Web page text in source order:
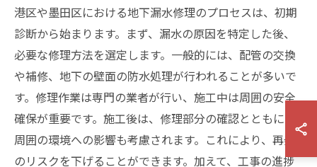
港区や墨田区における地下漏水修理のプロセスは、初期
診断から始まります。まず、漏水の原因を特定した後、
必要な修理方法を選定します。一般的には、配管の交換
や補修、地下の壁面の防水処理が行われることが多いで
す。修理作業は専門の業者が行い、施工中は周囲の安全
確保が重要です。施工後は、修理部分の確認とともに、
周囲の環境への影響も考慮されます。これにより、再発
のリスクを下げることができます。加えて、工事の進捗